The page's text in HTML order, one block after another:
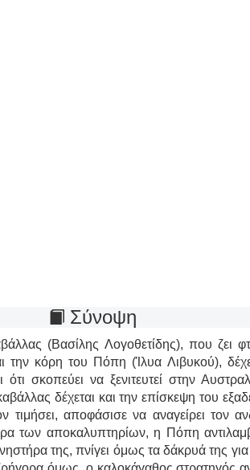
Σύνοψη
(Βασίλης Λογοθετίδης), που ζει
την κόρη του Πόπη (Ίλυα Λιβυκού),
σκοπεύει να ξενιτευτεί στην
δέχεται και την επίσκεψη του
τιμήσει, αποφάσισε να αναγείρει τον
των αποκαλυπτηρίων, η Πόπη
της, πνίγει όμως τα δάκρυά της